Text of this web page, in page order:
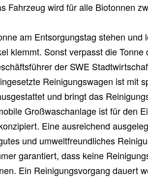
Fahrzeug wird für alle Biotonnen
am Entsorgungstag stehen und
klemmt. Sonst verpasst die Tonne
der SWE
Reinigungswagen ist mit
und bringt das
Großwaschanlage ist für den
Eine ausreichend
und umweltfreundliches
garantiert, dass keine
Ein Reinigungsvorgang dauert